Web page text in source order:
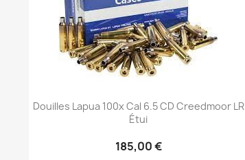
Aperçu rapide
Douilles Lapua 100x Cal 6.5 CD Creedmoor LR
Étui
185,00 €